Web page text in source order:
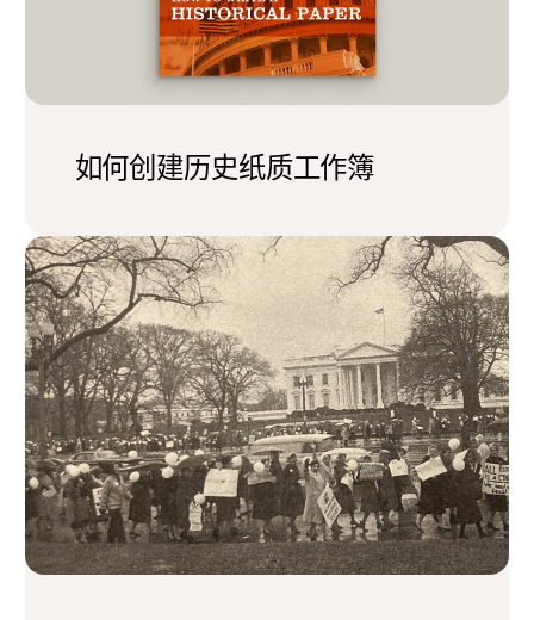
如何创建历史纸质工作簿